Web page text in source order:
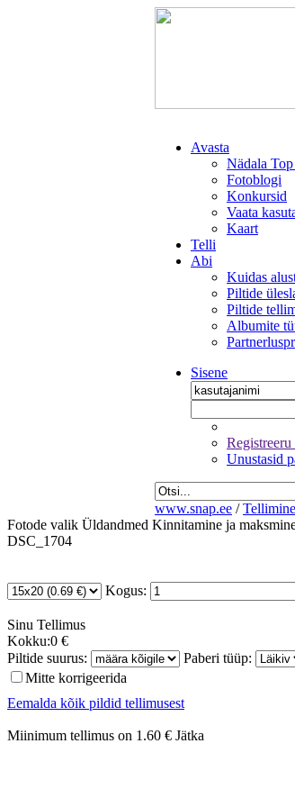
Avasta
Nädala
Fotoblogi
Konkursid
Vaata
Kaart
Telli
Abi
Kuidas
Piltide
Piltide
Albumite
Sisene
Registreeru
Unustasid
www.snap.ee / Tellimine
Fotode valik Üldandmed Kinnitamine ja
DSC_1704
Kogus:
Sinu Tellimus
Kokku:0 €
Piltide suurus:
Paberi tüüp:
Mitte korrigeerida
Eemalda kõik pildid tellimusest
Miinimum tellimus on 1.60 € Jätka